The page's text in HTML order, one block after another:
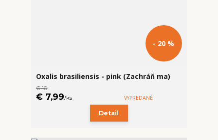
- 20 %
Oxalis brasiliensis - pink (Zachráň ma)
€ 10
€ 7,99/ks VYPREDANÉ
Detail